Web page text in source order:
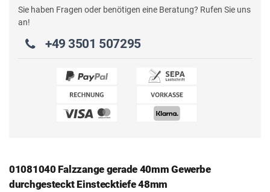
Sie haben Fragen oder benötigen eine Beratung? Rufen Sie uns
an!
+49 3501 507295
01081040 Falzzange gerade 40mm Gewerbe
durchgesteckt Einstecktiefe 48mm